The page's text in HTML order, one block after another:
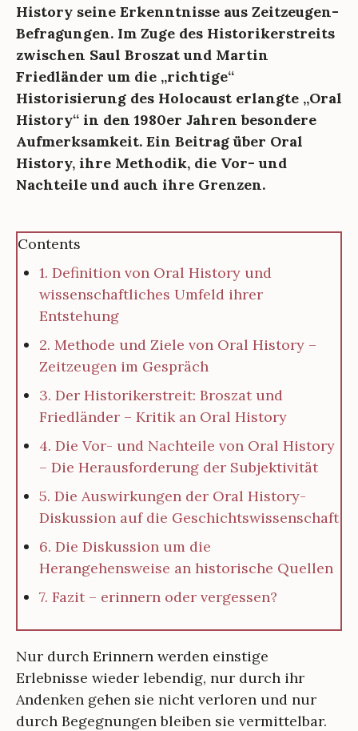
History seine Erkenntnisse aus Zeitzeugen-
Befragungen. Im Zuge des Historikerstreits
zwischen Saul Broszat und Martin
Friedländer um die „richtige“
Historisierung des Holocaust erlangte „Oral
History“ in den 1980er Jahren besondere
Aufmerksamkeit. Ein Beitrag über Oral
History, ihre Methodik, die Vor- und
Nachteile und auch ihre Grenzen.
Contents
1. Definition von Oral History und
wissenschaftliches Umfeld ihrer
Entstehung
2. Methode und Ziele von Oral History –
Zeitzeugen im Gespräch
3. Der Historikerstreit: Broszat und
Friedländer – Kritik an Oral History
4. Die Vor- und Nachteile von Oral History
– Die Herausforderung der Subjektivität
5. Die Auswirkungen der Oral History-
Diskussion auf die Geschichtswissenschaft
6. Die Diskussion um die
Herangehensweise an historische Quellen
7. Fazit – erinnern oder vergessen?
Nur durch Erinnern werden einstige
Erlebnisse wieder lebendig, nur durch ihr
Andenken gehen sie nicht verloren und nur
durch Begegnungen bleiben sie vermittelbar.